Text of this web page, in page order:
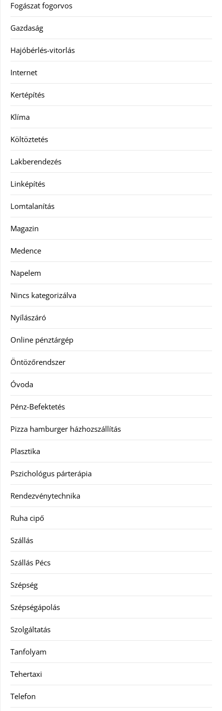
Fogászat fogorvos
Gazdaság
Hajóbérlés-vitorlás
Internet
Kertépítés
Klíma
Költöztetés
Lakberendezés
Linképítés
Lomtalanítás
Magazin
Medence
Napelem
Nincs kategorizálva
Nyílászáró
Online pénztárgép
Öntözőrendszer
Óvoda
Pénz-Befektetés
Pizza hamburger házhozszállítás
Plasztika
Pszichológus párterápia
Rendezvénytechnika
Ruha cipő
Szállás
Szállás Pécs
Szépség
Szépségápolás
Szolgáltatás
Tanfolyam
Tehertaxi
Telefon